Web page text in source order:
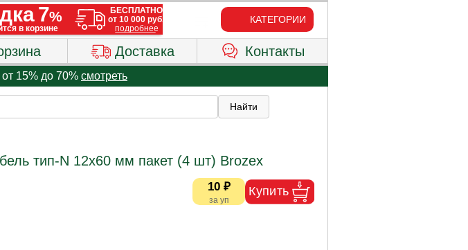
КАТЕГОРИИ
Доставка Контакты
15% до 70% смотреть
тип-N 12х60 мм пакет (4 шт) Brozex
10 ₽